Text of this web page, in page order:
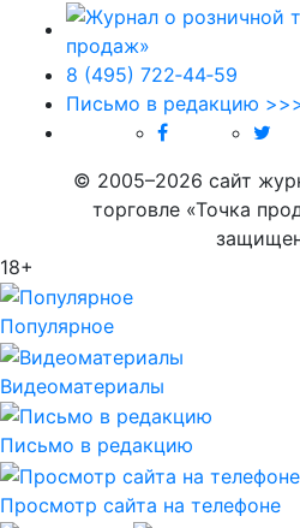
8 (495) 722‑44‑59
Письмо в редакцию
© 2005–2026 сайт
торговле «Точка
18+
Популярное
Видеоматериалы
Письмо в редакцию
Просмотр сайта на телефоне